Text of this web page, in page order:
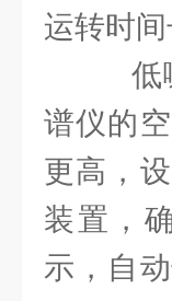
运转时
低
谱仪的
更高，
装置，
示，自